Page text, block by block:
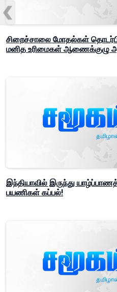
சிறைச்சாலை மோதல்கள்
மனித உரிமைகள் ஆணைக்குழு
இந்தியாவில் இருந்து
பயணிகள் கப்பல்!